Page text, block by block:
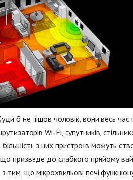
б не пішов чоловік, вони весь час
Wi-Fi, супутників,
з цих пристроїв можуть
призведе до слабкого прийому
тим, що мікрохвильові печі